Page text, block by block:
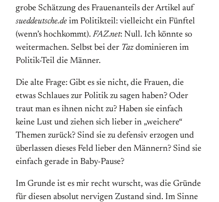
grobe Schätzung des Frauenanteils der Artikel auf
sueddeutsche.de im Politikteil: vielleicht ein Fünftel
(wenn’s hochkommt). FAZ.net: Null. Ich könnte so
weitermachen. Selbst bei der Tazdominieren im
Politik-Teil die Männer.
Die alte Frage: Gibt es sie nicht, die Frauen, die
etwas Schlaues zur Politik zu sagen haben? Oder
traut man es ihnen nicht zu? Haben sie einfach
keine Lust und ziehen sich lieber in „weichere“
Themen zurück? Sind sie zu defensiv erzogen und
überlassen dieses Feld lieber den Männern? Sind sie
einfach gerade in Baby-Pause?
Im Grunde ist es mir recht wurscht, was die Gründe
für diesen absolut nervigen Zustand sind. Im Sinne